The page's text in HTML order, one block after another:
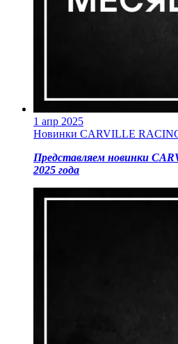
1 апр 2025
Новинки CARVILLE
Представляем новинки
2025 года